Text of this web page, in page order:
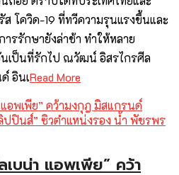
โควิด-19 ที่ทวีความรุนแรงขึ้นและ
ารรักษายังล่าช้า ทำให้หลาย
เป็นที่รักไป ณวัฒน์ อิสรไกรศีล
อินเRead More
บน่า แอพเพีย” คว้า